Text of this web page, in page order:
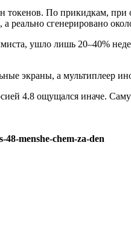
По прикидкам, при
реально сгенерировано
ушло лишь 20–40%
экраны, а мультиплеер
4.8 ощущался иначе.
menshe-chem-za-den